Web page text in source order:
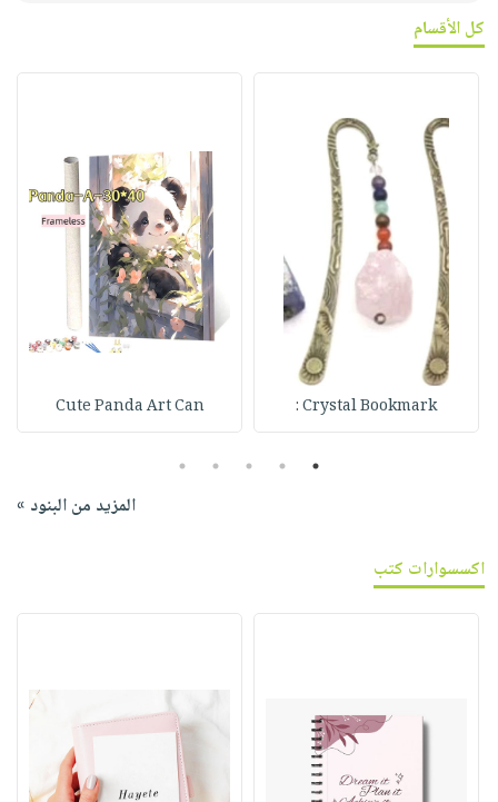
كل الأقسام
Crystal Bookmark :
Cute Panda Art Can
1
2
3
4
5
المزيد من البنود »
اكسسوارات كتب